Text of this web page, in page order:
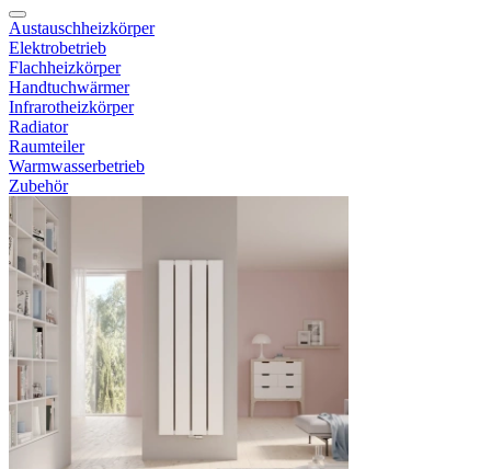
Austauschheizkörper
Elektrobetrieb
Flachheizkörper
Handtuchwärmer
Infrarotheizkörper
Radiator
Raumteiler
Warmwasserbetrieb
Zubehör